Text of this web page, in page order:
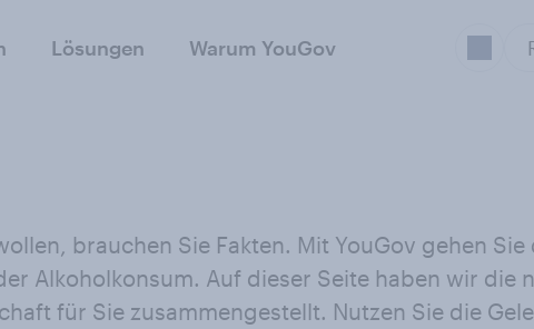
Lösungen Warum YouGov
brauchen Sie Fakten. Mit YouGov gehen
Alkoholkonsum. Auf dieser Seite haben wir die
für Sie zusammengestellt. Nutzen Sie die